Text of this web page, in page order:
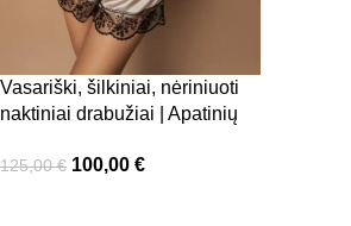
Vasariški, šilkiniai, nėriniuoti
naktiniai drabužiai | Apatinių
125,00€ 100,00 €